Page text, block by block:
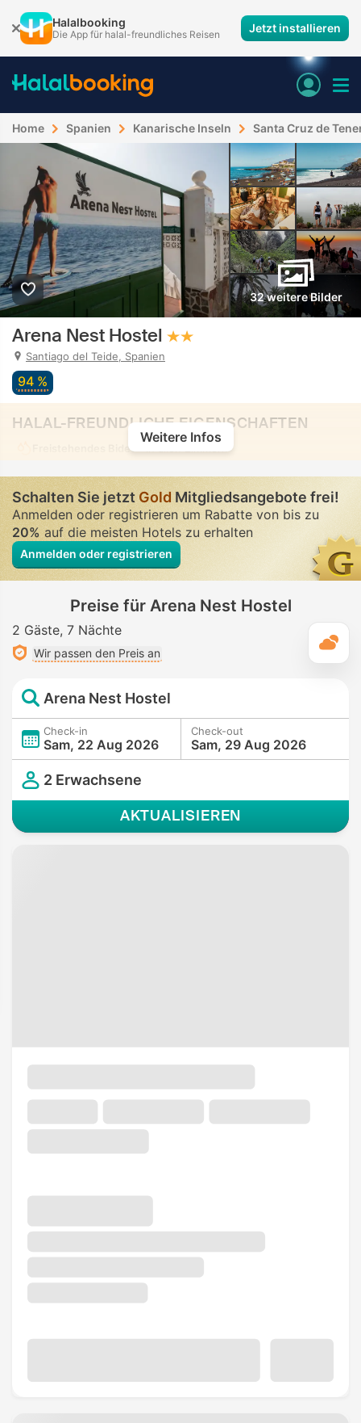
Halalbooking
Die App für halal-freundliches Reisen Jetzt installieren
Home Spanien Kanarische Inseln Santa Cruz de
32 weitere Bilder
Arena Nest Hostel
Santiago del Teide, Spanien
94 %
HALAL-FREUNDLICHE EIGENSCHAFTEN
Freistehendes Bidet
Weitere Infos
Schalten Sie jetztGold Mitgliedsangebote frei!
Anmelden oder registrieren um Rabatte von bis zu
20%auf die meisten Hotels zu erhalten
Anmelden oder registrieren
Preise für Arena Nest Hostel
2 Gäste 7 Nächte
Wir passen den Preis an
Arena Nest Hostel
Check-in
Sam, 22 Aug 2026
Check-out
Sam, 29 Aug 2026
2 Erwachsene
AKTUALISIEREN